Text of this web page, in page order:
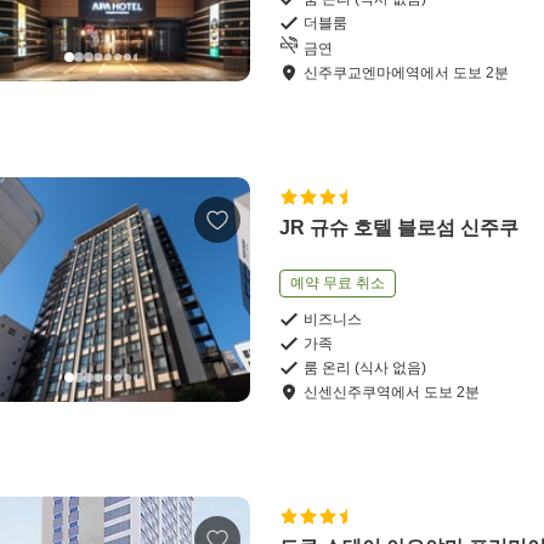
더블룸
금연
신주쿠교엔마에역에서 도보 2분
JR 규슈 호텔 블로섬 신주쿠
예약 무료 취소
비즈니스
가족
룸 온리 (식사 없음)
신센신주쿠역에서 도보 2분